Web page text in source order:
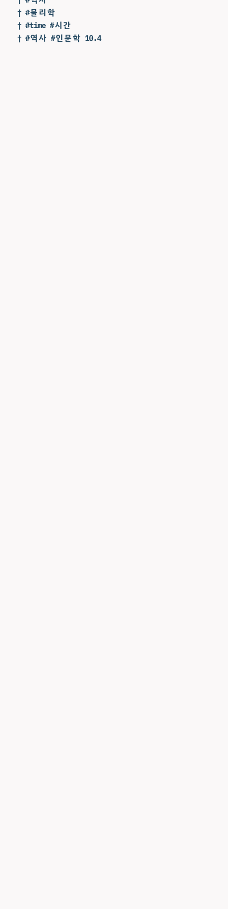
† #물리학
† #time #시간
† #역사 #인문학 10.4